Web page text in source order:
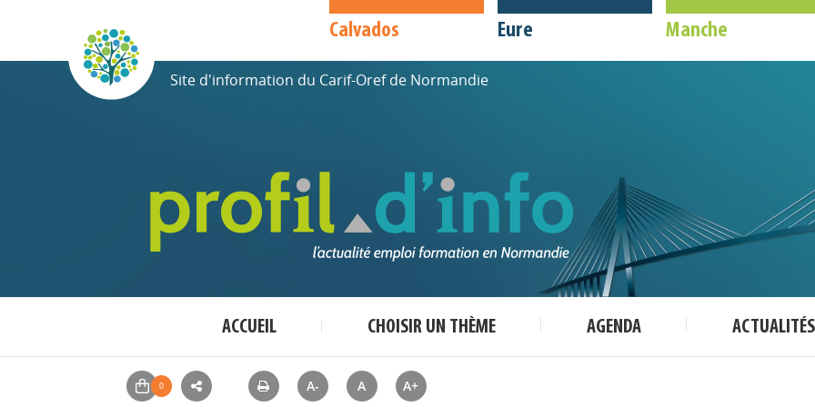
Calvados Eure Manche
Site d'information du Carif-Oref de Normandie
ACCUEIL CHOISIR UN THÈME AGENDA ACTUALITÉS
A- A A+